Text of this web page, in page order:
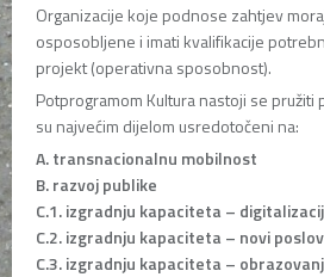
Organizacije koje podnose zahtjev
osposobljene i imati kvalifikacije
projekt (operativna sposobnost).
Potprogramom Kultura nastoji se
su najvećim dijelom usredotočeni na:
A. transnacionalnu mobilnost
B. razvoj publike
C.1. izgradnju kapaciteta –
C.2. izgradnju kapaciteta – novi
C.3. izgradnju kapaciteta –